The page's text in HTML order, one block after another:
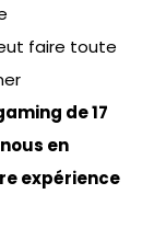
faire toute
de 17
en
expérience